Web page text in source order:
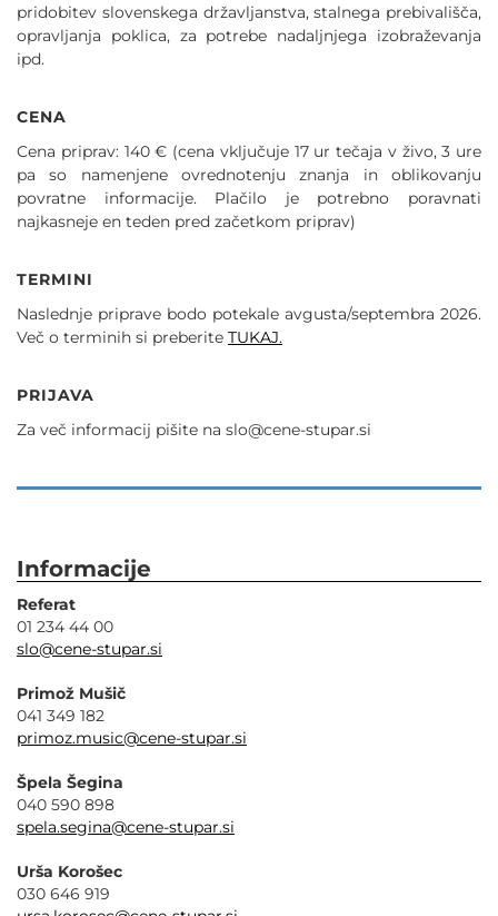
pridobitev slovenskega državljanstva, stalnega prebivališča,
opravljanja poklica, za potrebe nadaljnjega izobraževanja
ipd.
CENA
Cena priprav: 140 € (cena vključuje 17 ur tečaja v živo, 3 ure
pa so namenjene ovrednotenju znanja in oblikovanju
povratne informacije. Plačilo je potrebno poravnati
najkasneje en teden pred začetkom priprav)
TERMINI
Naslednje priprave bodo potekale avgusta/septembra 2026.
Več o terminih si preberite TUKAJ.
PRIJAVA
Za več informacij pišite na slo@cene-stupar.si
Informacije
Referat
01 234 44 00
slo@cene-stupar.si
Primož Mušič
041 349 182
primoz.music@cene-stupar.si
Špela Šegina
040 590 898
spela.segina@cene-stupar.si
Urša Korošec
030 646 919